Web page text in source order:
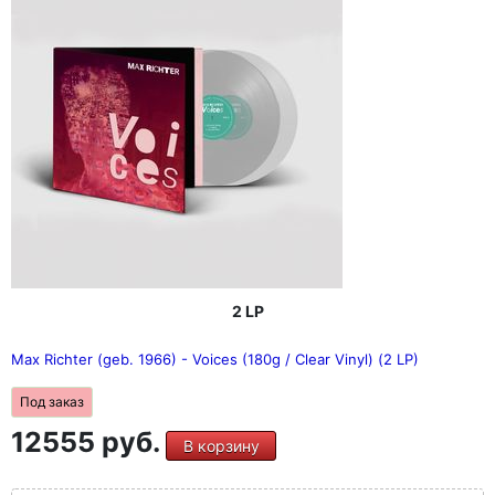
Поэтому музыка похожа на теплую, успокаивающую
колыбельную, которая снова и снова говорит нам, что
наше существование безопасно, в то время как
очевидно обратное. Повторяющаяся и постоянно
пульсирующая музыка призвана убаюкать нас, словно
промывая мозги, чтобы в конце, как и главный герой,
мы внезапно разочаровались и тем самым
освободились"
2 LP
Max Richter (geb. 1966) - Voices (180g / Clear Vinyl) (2 LP)
Под заказ
12555 руб. В корзину